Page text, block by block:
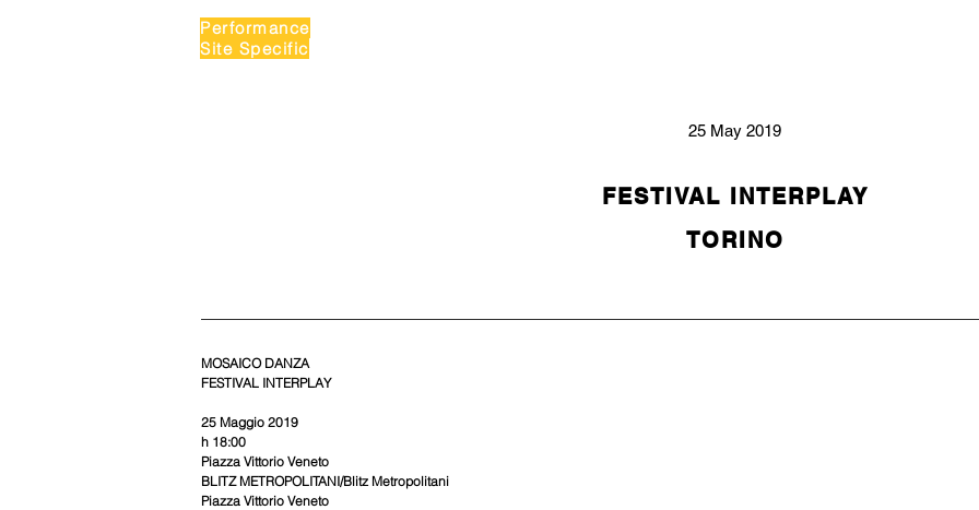
Performance
Site Specific
25 May 2019
FESTIVAL INTERPLAY
TORINO
MOSAICO DANZA
FESTIVAL INTERPLAY
25 Maggio 2019
h 18:00
Piazza Vittorio Veneto
BLITZ METROPOLITANI/Blitz Metropolitani
Piazza Vittorio Veneto